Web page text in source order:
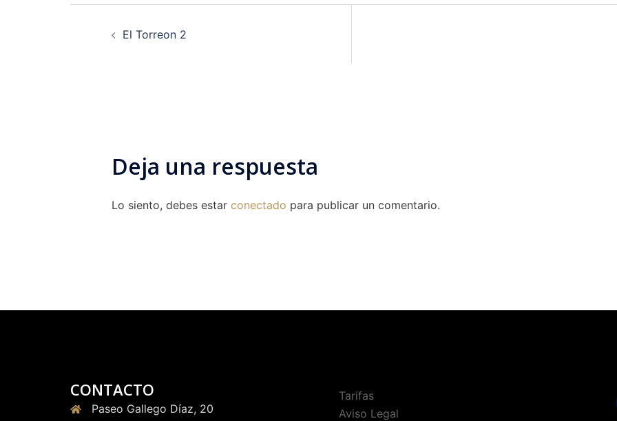
Navegación
El Torreon 2
Deja una respuesta
Lo siento, debes estar conectado para publicar un comentario.
CONTACTO
Paseo Gallego Díaz, 20
Tarifas
Aviso Legal